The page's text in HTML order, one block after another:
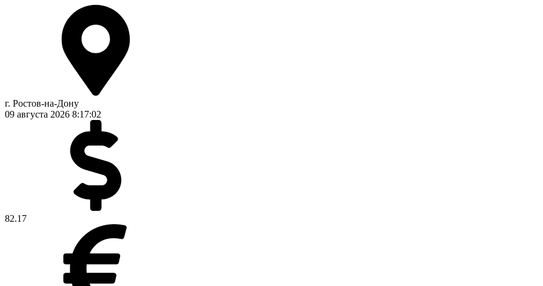
г. Ростов-на-Дону
09 августа 2026 8:17:02
82.17